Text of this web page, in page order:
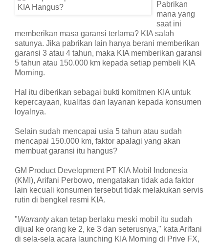
Pabrikan
mana yang
saat ini
memberikan masa garansi terlama? KIA salah
satunya. Jika pabrikan lain hanya berani memberikan
garansi 3 atau 4 tahun, maka KIA memberikan garansi
5 tahun atau 150.000 km kepada setiap pembeli KIA
Morning.
Hal itu diberikan sebagai bukti komitmen KIA untuk
kepercayaan, kualitas dan layanan kepada konsumen
loyalnya.
Selain sudah mencapai usia 5 tahun atau sudah
mencapai 150.000 km, faktor apalagi yang akan
membuat garansi itu hangus?
GM Product Development PT KIA Mobil Indonesia
(KMI), Arifani Perbowo, mengatakan tidak ada faktor
lain kecuali konsumen tersebut tidak melakukan servis
rutin di bengkel resmi KIA.
"Warrantyakan tetap berlaku meski mobil itu sudah
dijual ke orang ke 2, ke 3 dan seterusnya," kata Arifani
di sela-sela acara launching KIA Morning di Prive FX,